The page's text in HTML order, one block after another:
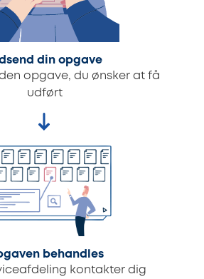
din opgave
opgave, du ønsker at få
udført
behandles
kontakter dig